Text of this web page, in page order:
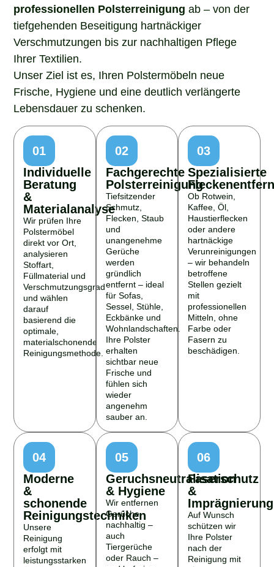
professionellen Polsterreinigung ab – von der
tiefgehenden Beseitigung hartnäckiger
Verschmutzungen bis zur nachhaltigen Pflege
Ihrer Textilien.
Unser Ziel ist es, Ihren Polstermöbeln neue
Frische, Hygiene und eine deutlich verlängerte
Lebensdauer zu schenken.
01
Individuelle
Beratung
&
Materialanalyse
Wir prüfen Ihre
Polstermöbel
direkt vor Ort,
analysieren
Stoffart,
Füllmaterial und
Verschmutzungsgrad
und wählen
darauf
basierend die
optimale,
materialschonende
Reinigungsmethode.
02
Fachgerechte
Polsterreinigung
Tiefsitzender
Schmutz,
Flecken, Staub
und
unangenehme
Gerüche
werden
gründlich
entfernt – ideal
für Sofas,
Sessel, Stühle,
Eckbänke und
Wohnlandschaften.
Ihre Polster
erhalten
sichtbar neue
Frische und
fühlen sich
wieder
angenehm
sauber an.
03
Spezialisierte
Ob Rotwein,
Kaffee, Öl,
Haustierflecken
oder andere
hartnäckige
Verunreinigungen
– wir behandeln
betroffene
Stellen gezielt
mit
professionellen
Mitteln, ohne
Farbe oder
Fasern zu
beschädigen.
04
Moderne
&
schonende
Reinigungstechniken
Unsere
Reinigung
erfolgt mit
leistungsstarken
05
Geruchsneutralisation
& Hygiene
Wir entfernen
Gerüche
nachhaltig –
auch
Tiergerüche
oder Rauch –
06
Faserschutz
&
Imprägnierung
Auf Wunsch
schützen wir
Ihre Polster
nach der
Reinigung mit